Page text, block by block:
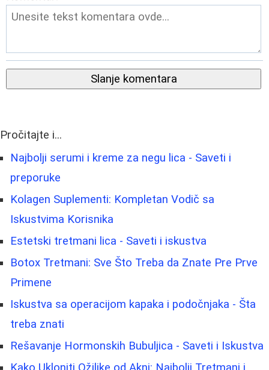
Slanje komentara
Pročitajte i...
Najbolji serumi i kreme za negu lica - Saveti i
preporuke
Kolagen Suplementi: Kompletan Vodič sa
Iskustvima Korisnika
Estetski tretmani lica - Saveti i iskustva
Botox Tretmani: Sve Što Treba da Znate Pre Prve
Primene
Iskustva sa operacijom kapaka i podočnjaka - Šta
treba znati
Rešavanje Hormonskih Bubuljica - Saveti i Iskustva